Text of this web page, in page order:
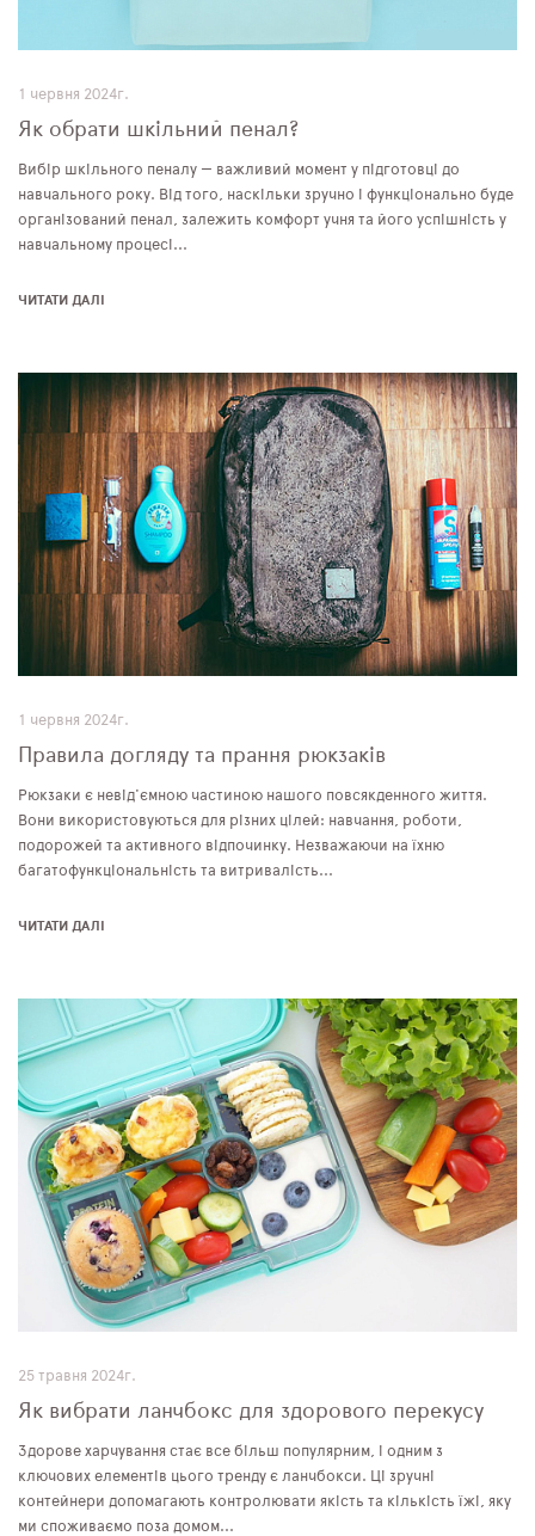
1 червня 2024г.
Як обрати шкільний пенал?
Вибір шкільного пеналу — важливий момент у підготовці до
навчального року. Від того, наскільки зручно і функціонально буде
організований пенал, залежить комфорт учня та його успішність у
навчальному процесі...
ЧИТАТИ ДАЛІ
1 червня 2024г.
Правила догляду та прання рюкзаків
Рюкзаки є невід'ємною частиною нашого повсякденного життя.
Вони використовуються для різних цілей: навчання, роботи,
подорожей та активного відпочинку. Незважаючи на їхню
багатофункціональність та витривалість...
ЧИТАТИ ДАЛІ
25 травня 2024г.
Як вибрати ланчбокс для здорового перекусу
Здорове харчування стає все більш популярним, і одним з
ключових елементів цього тренду є ланчбокси. Ці зручні
контейнери допомагають контролювати якість та кількість їжі, яку
ми споживаємо поза домом...